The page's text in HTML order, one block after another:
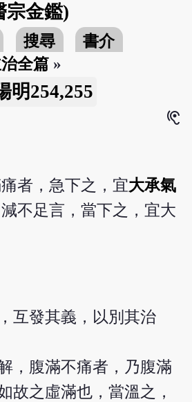
宗金鑑)
搜尋
書介
全篇 »
明254,255
hearing
者，急下之，宜大承氣
不足言，當下之，宜大
互發其義，以別其治
，腹滿不痛者，乃腹滿
故之虛滿也，當溫之，